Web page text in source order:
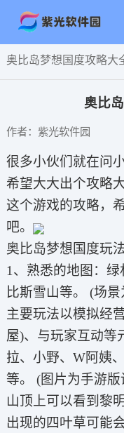
奥比岛梦想国度攻略大
奥比
作者：紫光软件园
很多小伙们就在问
希望大大出个攻略
这个游戏的攻略，
吧。
奥比岛梦想国度玩
1、熟悉的地图：
比斯雪山等。 (场
主要玩法以模拟经
屋)、与玩家互动等
拉、小野、W阿姨
等。 (图片为手游
山顶上可以看到黎
出现的四叶草可能